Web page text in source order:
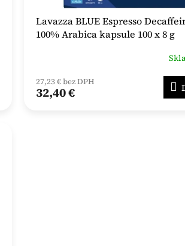
Lavazza BLUE Espresso
100% Arabica kapsule 100 x 8 g
27,23 € bez DPH
32,40 €